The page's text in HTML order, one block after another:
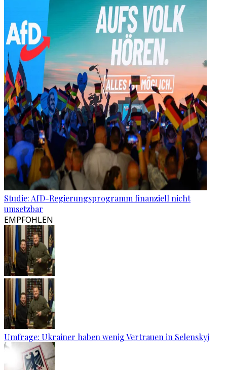
Studie: AfD-Regierungsprogramm finanziell nicht
umsetzbar
EMPFOHLEN
Umfrage: Ukrainer haben wenig Vertrauen in Selenskyj